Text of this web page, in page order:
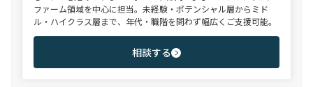
ファーム領域を中心に担当。未経験・ポテンシャル層からミド
ル・ハイクラス層まで、年代・職階を問わず幅広くご支援可能。
相談する